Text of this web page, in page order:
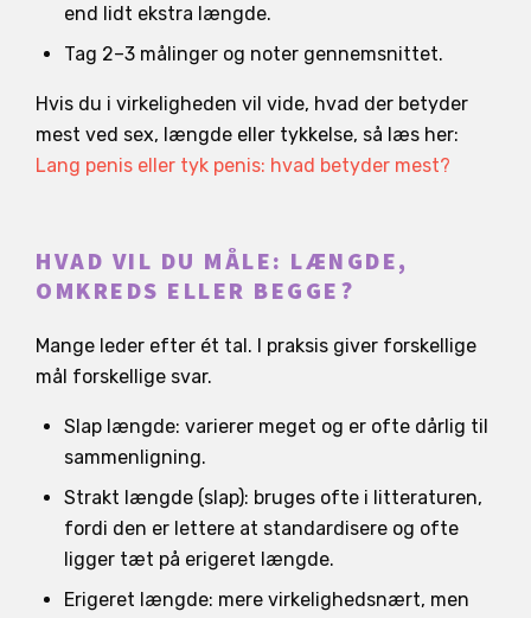
end lidt ekstra længde.
Tag 2–3 målinger og noter gennemsnittet.
Hvis du i virkeligheden vil vide, hvad der betyder
mest ved sex, længde eller tykkelse, så læs her:
Lang penis eller tyk penis: hvad betyder mest?
HVAD VIL DU MÅLE: LÆNGDE,
OMKREDS ELLER BEGGE?
Mange leder efter ét tal. I praksis giver forskellige
mål forskellige svar.
Slap længde: varierer meget og er ofte dårlig til
sammenligning.
Strakt længde (slap): bruges ofte i litteraturen,
fordi den er lettere at standardisere og ofte
ligger tæt på erigeret længde.
Erigeret længde: mere virkelighedsnært, men